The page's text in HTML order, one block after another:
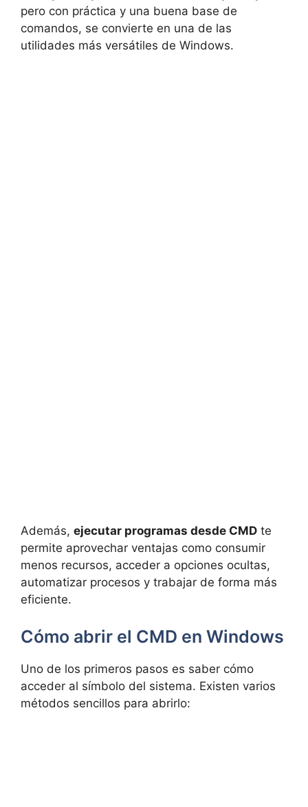
pero con práctica y una buena base de
comandos, se convierte en una de las
utilidades más versátiles de Windows.
Además, ejecutar programas desde CMD te
permite aprovechar ventajas como consumir
menos recursos, acceder a opciones ocultas,
automatizar procesos y trabajar de forma más
eficiente.
Cómo abrir el CMD en Windows
Uno de los primeros pasos es saber cómo
acceder al símbolo del sistema. Existen varios
métodos sencillos para abrirlo: